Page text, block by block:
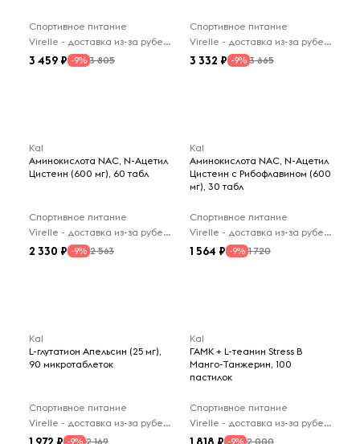
Спортивное питание
Virelle - доставка из-за рубежа
3 459 -9% 3 805
Спортивное питание
Virelle - доставка из-за рубежа
3 332 -9% 3 665
Kal
Аминокислота NAC, N-Ацетил
Цистеин (600 мг), 60 табл
Спортивное питание
Virelle - доставка из-за рубежа
2 330 -9% 2 563
Kal
Аминокислота NAC, N-Ацетил
Цистеин с Рибофлавином (600
мг), 30 табл
Спортивное питание
Virelle - доставка из-за рубежа
1 564 -9% 1 720
Kal
L-глутатион Апельсин (25 мг),
90 микротаблеток
Спортивное питание
Virelle - доставка из-за рубежа
-9% 2 169
Kal
ГАМК + L-теанин Stress B
Манго-Танжерин, 100
пастилок
Спортивное питание
Virelle - доставка из-за рубежа
-9% 2 000